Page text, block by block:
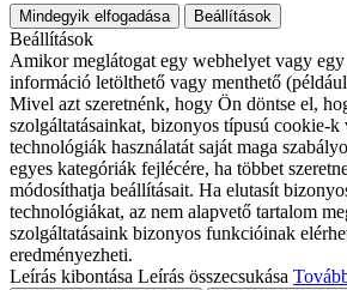
Mindegyik elfogadása Beállítások
Beállítások
Amikor meglátogat egy webhelyet vagy egy
információ letölthető vagy menthető
Mivel azt szeretnénk, hogy Ön döntse el,
szolgáltatásainkat, bizonyos típusú cookie-k
technológiák használatát saját maga
egyes kategóriák fejlécére, ha többet
módosíthatja beállításait. Ha elutasít
technológiákat, az nem alapvető tartalom
szolgáltatásaink bizonyos funkcióinak
eredményezheti.
Leírás kibontása Leírás összecsukása